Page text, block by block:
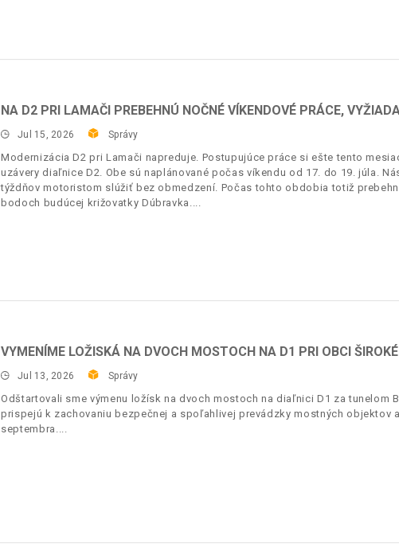
NA D2 PRI LAMAČI PREBEHNÚ NOČNÉ VÍKENDOVÉ PRÁCE,
Jul 15, 2026 Správy
Modernizácia D2 pri Lamači napreduje. Postupujúce práce si ešte tento
uzávery diaľnice D2. Obe sú naplánované počas víkendu od 17. do 19. júla.
týždňov motoristom slúžiť bez obmedzení. Počas tohto obdobia totiž
bodoch budúcej križovatky Dúbravka.
VYMENÍME LOŽISKÁ NA DVOCH MOSTOCH NA D1 PRI OBCI ŠIROKÉ
Jul 13, 2026 Správy
Odštartovali sme výmenu ložísk na dvoch mostoch na diaľnici D1 za tunelom
prispejú k zachovaniu bezpečnej a spoľahlivej prevádzky mostných objektov
septembra.